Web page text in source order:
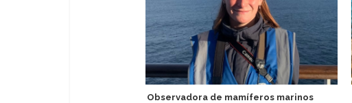
Observadora de mamíferos marinos